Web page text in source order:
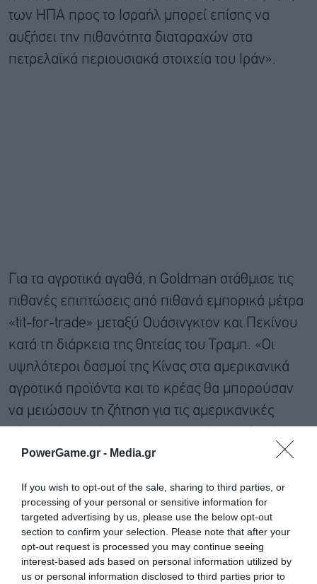
PowerGame.gr - Media.gr
If you wish to opt-out of the sale, sharing to third parties, or
processing of your personal or sensitive information for
targeted advertising by us, please use the below opt-out
section to confirm your selection. Please note that after your
opt-out request is processed you may continue seeing
interest-based ads based on personal information utilized by
us or personal information disclosed to third parties prior to
των ΗΠΑ προς το Ισραήλ μπορεί επίσης να
αυξήσει την πιθανότητα διαταραχών στα
πετρελαϊκά περιουσιακά στοιχεία του Ιράν».
Για τα αγροτικά αγαθά, η Goldman στάθμισε τις
πιθανές επιπτώσεις από πιθανά εμπορικά μέτρα
«tit-for-trade» μεταξύ Ουάσινγκτον και Πεκίνου
κατά τη διάρκεια της θητείας του Τραμπ. «Οι
υψηλότεροι δασμοί της Κίνας στα αμερικανικά
αγροτικά προϊόντα και το κρέας θα μπορούσαν
να μειώσουν τη ζήτηση για τις αμερικανικές
των ανεπαρκών εναλλακτικών εξαγωγικών
αγοράς θα απαιτούσε χαμηλότερες τιμές σόγιας/
καλαμποκιού/κρέατος στις ΗΠΑ».
Διαβάστε επίσης